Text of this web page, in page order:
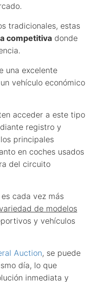
tradicionales, estas
competitiva donde
una excelente
vehículo económico
acceder a este tipo
registro y
principales
en coches usados
del circuito
cada vez más
de modelos
y vehículos
Auction, se puede
día, lo que
inmediata y